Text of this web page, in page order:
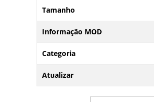
Tamanho
Informação MOD
Categoria
Atualizar